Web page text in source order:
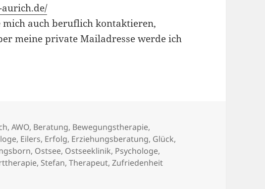
mich auch beruflich kontaktieren,
meine private Mailadresse werde ich
,AWO, Beratung, Bewegungstherapie,
, Eilers, Erfolg, Erziehungsberatung, Glück,
, Ostsee, Ostseeklinik, Psychologe,
, Stefan,Therapeut,Zufriedenheit
Psychologe